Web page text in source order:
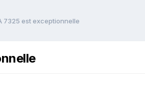
7325 est exceptionnelle